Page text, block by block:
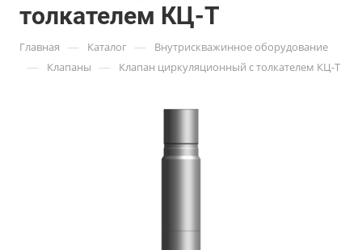
толкателем КЦ-Т
Главная — Каталог — Внутрискважинное оборудование
— Клапаны — Клапан циркуляционный с толкателем КЦ-Т